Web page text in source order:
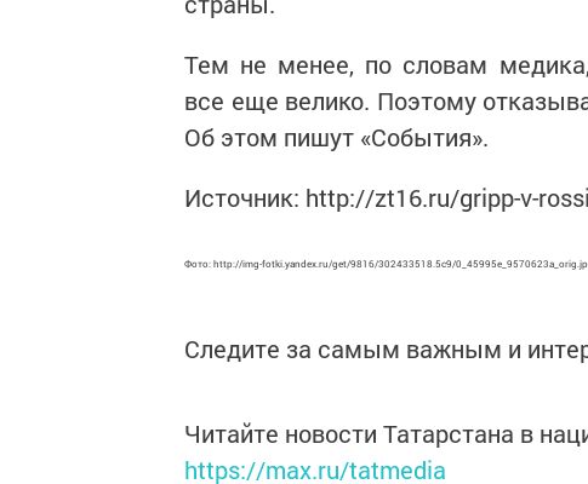
Тем не менее, по словам
все еще велико. Поэтому
Об этом пишут «События».
Источник: http://zt16.ru/gripp-v-
Фото: http://img-fotki.yandex.ru/get/9816/302433518.5c9/
Следите за самым важным и
Читайте новости Татарстана в
https://max.ru/tatmedia